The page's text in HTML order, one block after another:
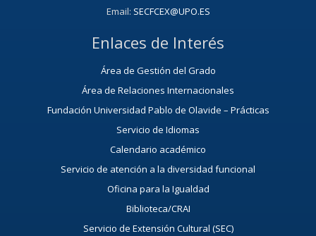
Email: SECFCEX@UPO.ES
Enlaces de Interés
Área de Gestión del Grado
Área de Relaciones Internacionales
Fundación Universidad Pablo de Olavide – Prácticas
Servicio de Idiomas
Calendario académico
Servicio de atención a la diversidad funcional
Oficina para la Igualdad
Biblioteca/CRAI
Servicio de Extensión Cultural (SEC)